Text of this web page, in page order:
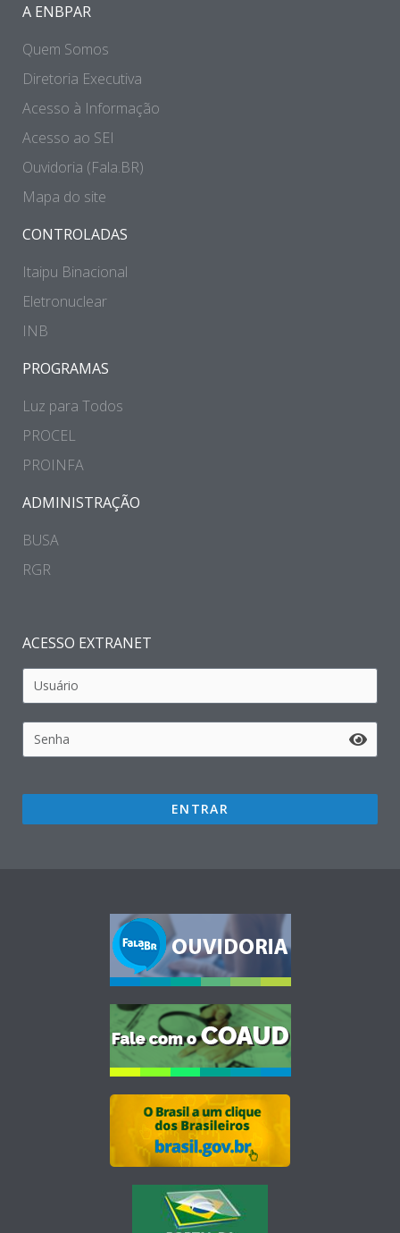
A ENBPAR
Quem Somos
Diretoria Executiva
Acesso à Informação
Acesso ao SEI
Ouvidoria (Fala.BR)
Mapa do site
CONTROLADAS
Itaipu Binacional
Eletronuclear
INB
PROGRAMAS
Luz para Todos
PROCEL
PROINFA
ADMINISTRAÇÃO
BUSA
RGR
ACESSO EXTRANET
ENTRAR